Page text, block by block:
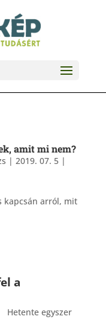
amit mi nem?
| 2019. 07. 5|
kapcsán arról, mit
a
Hetente egyszer